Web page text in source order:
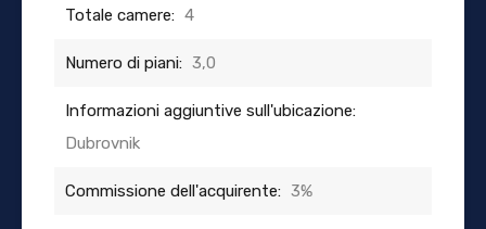
Totale camere: 4
Numero di piani: 3,0
Informazioni aggiuntive sull'ubicazione:
Dubrovnik
Commissione dell'acquirente: 3%